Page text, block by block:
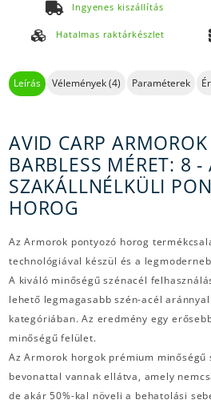
Ingyenes kiszállítás
Hatalmas raktárkészlet
Leírás Vélemények (4) Paraméterek
AVID CARP ARMOROK
BARBLESS MÉRET: 8 -
SZAKÁLLNÉLKÜLI
HOROG
Az Armorok pontyozó horog
technológiával készül és a
A kiváló minőségű szénacél
lehető legmagasabb szén-acél
kategóriában. Az eredmény egy
minőségű felület.
Az Armorok horgok prémium minőségű
bevonattal vannak ellátva, amely
de akár 50%-kal növeli a behatolási